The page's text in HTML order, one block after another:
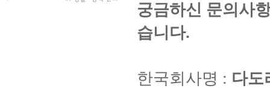
궁금하신 문의사
습니다.
한국회사명 : 다도